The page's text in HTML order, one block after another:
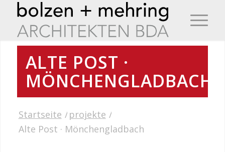
ALTE POST ·
MÖNCHENGLADBACH
Startseite / projekte /
Alte Post · Mönchengladbach